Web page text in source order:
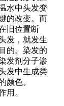
水中头发变
的改变。而
旧位置断
发，就发生
的。染发的
发剂分子渗
发中生成类
颜色。
用。